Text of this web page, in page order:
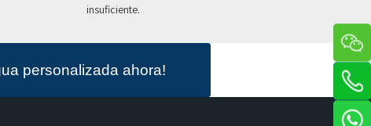
insuficiente.
personalizada ahora!